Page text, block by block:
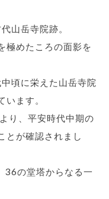
山岳寺院跡。
極めたころの面影を
頃に栄えた山岳寺院
ます。
り、平安時代中期の
とが確認されまし
36の堂塔からなる一